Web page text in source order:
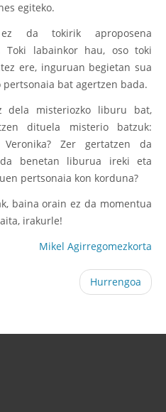
egiteko.
da tokirik aproposena
Toki labainkor hau, oso toki
ere, inguruan begietan sua
bat agertzen bada.
dela misteriozko liburu bat,
dituela misterio batzuk:
Zer gertatzen da
da benetan liburua ireki eta
pertsonaia kon korduna?
baina orain ez da momentua
irakurle!
Mikel Agirregomezkorta
Hurrengoa